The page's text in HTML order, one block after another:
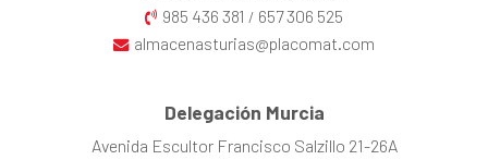
985 436 381 / 657 306 525
almacenasturias@placomat.com
Delegación Murcia
Avenida Escultor Francisco Salzillo 21-26A